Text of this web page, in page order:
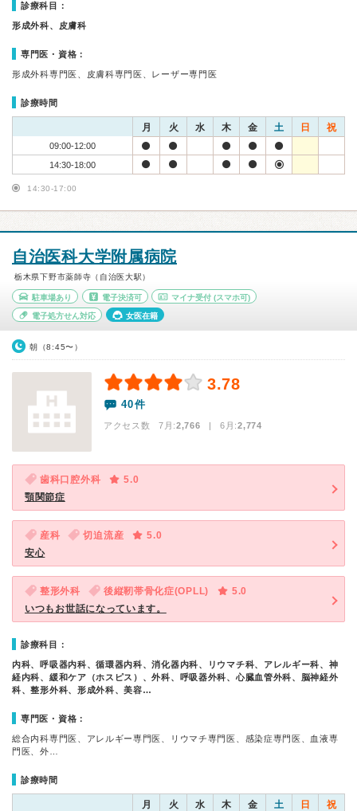
診療科目：
形成外科、皮膚科
専門医・資格：
形成外科専門医、皮膚科専門医、レーザー専門医
診療時間
月 火 水 木 金 土 日 祝
09:00-12:00
14:30-18:00
14:30-17:00
自治医科大学附属病院
栃木県下野市薬師寺（自治医大駅）
駐車場あり 電子決済可 マイナ受付 (スマホ可)
電子処方せん対応 女医在籍
朝（8:45〜）
3.78
40件
アクセス数 7月:2,766 | 6月:2,774
歯科口腔外科
5.0
顎関節症
産科 切迫流産
5.0
安心
整形外科 後縦靭帯骨化症(OPLL)
5.0
いつもお世話になっています。
診療科目：
内科、呼吸器内科、循環器内科、消化器内科、リウマチ科、アレルギー科、神
経内科、緩和ケア（ホスピス）、外科、呼吸器外科、心臓血管外科、脳神経外
科、整形外科、形成外科、美容…
専門医・資格：
総合内科専門医、アレルギー専門医、リウマチ専門医、感染症専門医、血液専
門医、外…
診療時間
月 火 水 木 金 土 日 祝